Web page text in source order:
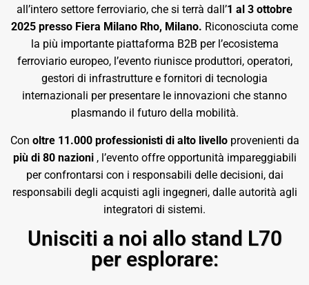
all’intero settore ferroviario, che si terrà dall’1 al 3 ottobre
2025 presso Fiera Milano Rho, Milano. Riconosciuta come
la più importante piattaforma B2B per l’ecosistema
ferroviario europeo, l’evento riunisce produttori, operatori,
gestori di infrastrutture e fornitori di tecnologia
internazionali per presentare le innovazioni che stanno
plasmando il futuro della mobilità.
Con oltre 11.000 professionisti di alto livello provenienti da
più di 80 nazioni , l’evento offre opportunità impareggiabili
per confrontarsi con i responsabili delle decisioni, dai
responsabili degli acquisti agli ingegneri, dalle autorità agli
integratori di sistemi.
Unisciti a noi allo stand L70
per esplorare: